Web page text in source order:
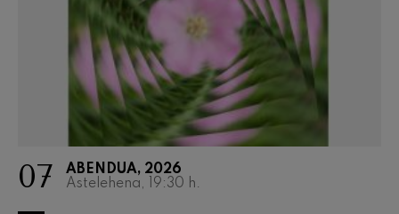
07
ABENDUA, 2026
Astelehena, 19:30 h.